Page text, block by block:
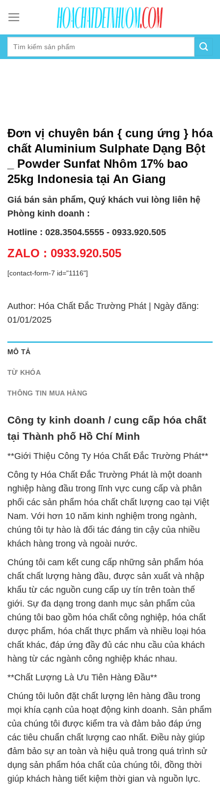
content
Đơn vị chuyên bán { cung ứng } hóa
chất Aluminium Sulphate Dạng Bột
_ Powder Sunfat Nhôm 17% bao
25kg Indonesia tại An Giang
Giá bán sản phẩm, Quý khách vui lòng liên hệ
Phòng kinh doanh :
Hotline : 028.3504.5555 - 0933.920.505
ZALO : 0933.920.505
[contact-form-7 id="1116"]
Author: Hóa Chất Đắc Trường Phát | Ngày đăng:
01/01/2025
MÔ TẢ
TỪ KHÓA
THÔNG TIN MUA HÀNG
Công ty kinh doanh / cung cấp hóa chất
tại Thành phố Hồ Chí Minh
**Giới Thiệu Công Ty Hóa Chất Đắc Trường Phát**
Công ty Hóa Chất Đắc Trường Phát là một doanh
nghiệp hàng đầu trong lĩnh vực cung cấp và phân
phối các sản phẩm hóa chất chất lượng cao tại Việt
Nam. Với hơn 10 năm kinh nghiệm trong ngành,
chúng tôi tự hào là đối tác đáng tin cậy của nhiều
khách hàng trong và ngoài nước.
Chúng tôi cam kết cung cấp những sản phẩm hóa
chất chất lượng hàng đầu, được sản xuất và nhập
khẩu từ các nguồn cung cấp uy tín trên toàn thế
giới. Sự đa dạng trong danh mục sản phẩm của
chúng tôi bao gồm hóa chất công nghiệp, hóa chất
dược phẩm, hóa chất thực phẩm và nhiều loại hóa
chất khác, đáp ứng đầy đủ các nhu cầu của khách
hàng từ các ngành công nghiệp khác nhau.
**Chất Lượng Là Ưu Tiên Hàng Đầu**
Chúng tôi luôn đặt chất lượng lên hàng đầu trong
mọi khía cạnh của hoạt động kinh doanh. Sản phẩm
của chúng tôi được kiểm tra và đảm bảo đáp ứng
các tiêu chuẩn chất lượng cao nhất. Điều này giúp
đảm bảo sự an toàn và hiệu quả trong quá trình sử
dụng sản phẩm hóa chất của chúng tôi, đồng thời
giúp khách hàng tiết kiệm thời gian và nguồn lực.